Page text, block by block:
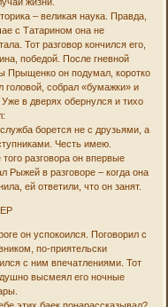
– великая наука. Правда,
с Татарином она не
Тот разговор кончился его,
победой. После гневной
Прыщенко он подумал, коротко
головой, собрал «бумажки» и
в дверях обернулся и тихо
борется не с друзьями, а
Честь имею.
разговора он впервые
Рыжей в разговоре – когда она
ей ответили, что он занят.
он успокоился. Поговорил с
по-приятельски
с ним впечатлениями. Тот
высмеял его ночные